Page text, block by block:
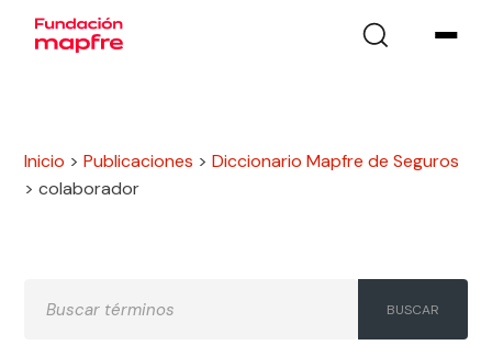
Inicio >Publicaciones >Diccionario Mapfre de Seguros
>colaborador